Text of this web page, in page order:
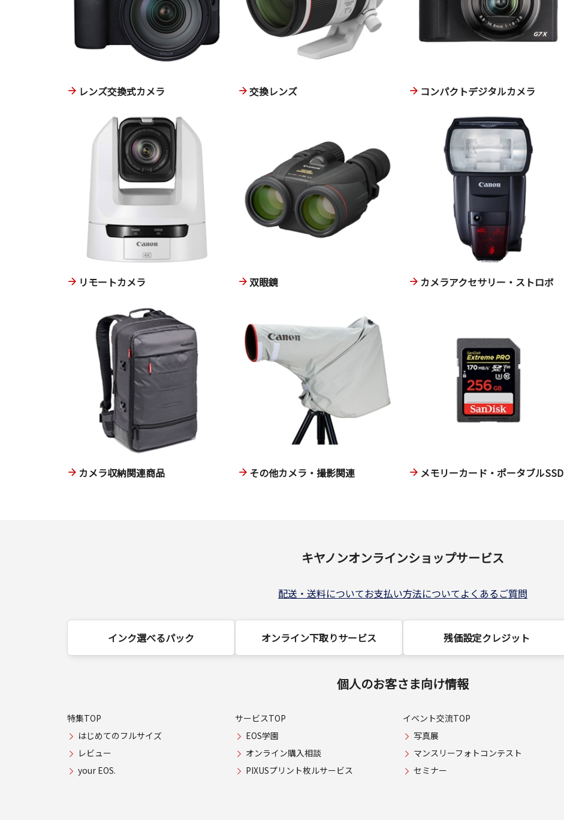
レンズ交換式カメラ 交換レンズ コンパクトデジタルカメラ
リモートカメラ 双眼鏡 カメラアクセサリー・ストロボ
カメラ収納関連商品 その他カメラ・撮影関連 メモリーカード・ポータブルSSD
キヤノンオンラインショップサービス
配送・送料についてお支払い方法についてよくあるご質問
インク選べるパック オンライン下取りサービス 残価設定クレジット
個人のお客さま向け情報
特集TOP
はじめてのフルサイズ
レビュー
your EOS.
サービスTOP
EOS学園
オンライン購入相談
PIXUSプリント枚ルサービス
イベント交流TOP
写真展
マンスリーフォトコンテスト
セミナー